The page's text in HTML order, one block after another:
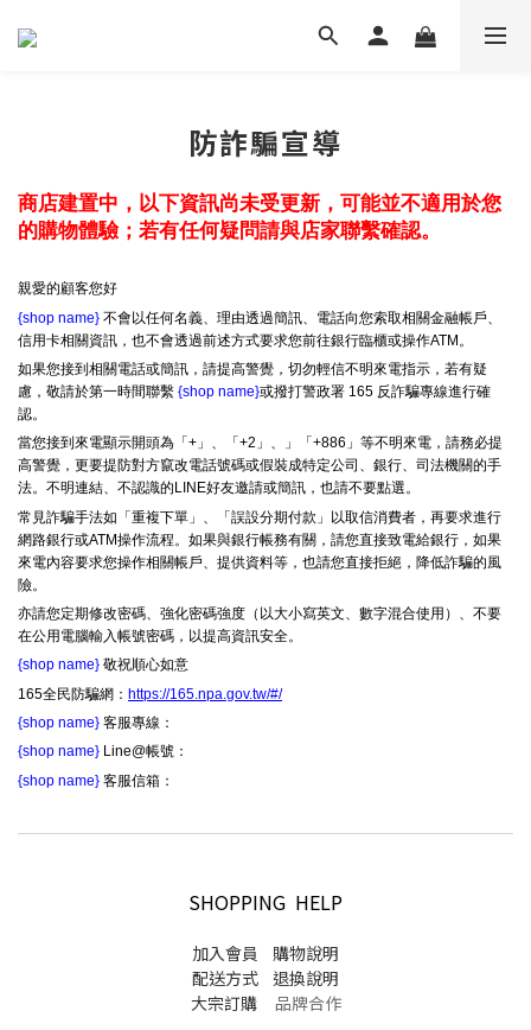
防詐騙宣導
商店建置中，以下資訊尚未受更新，可能並不適用於您
的購物體驗；若有任何疑問請與店家聯繫確認。
親愛的顧客您好
{shop name} 不會以任何名義、理由透過簡訊、電話向您索取相關金融帳戶、
信用卡相關資訊，也不會透過前述方式要求您前往銀行臨櫃或操作ATM。
如果您接到相關電話或簡訊，請提高警覺，切勿輕信不明來電指示，若有疑
慮，敬請於第一時間聯繫 {shop name}或撥打警政署 165 反詐騙專線進行確
認。
當您接到來電顯示開頭為「+」、「+2」、」「+886」等不明來電，請務必提
高警覺，更要提防對方竄改電話號碼或假裝成特定公司、銀行、司法機關的手
法。不明連結、不認識的LINE好友邀請或簡訊，也請不要點選。
常見詐騙手法如「重複下單」、「誤設分期付款」以取信消費者，再要求進行
網路銀行或ATM操作流程。如果與銀行帳務有關，請您直接致電給銀行，如果
來電內容要求您操作相關帳戶、提供資料等，也請您直接拒絕，降低詐騙的風
險。
亦請您定期修改密碼、強化密碼強度（以大小寫英文、數字混合使用）、不要
在公用電腦輸入帳號密碼，以提高資訊安全。
{shop name} 敬祝順心如意
165全民防騙網： https://165.npa.gov.tw/#/
{shop name} 客服專線：
{shop name} Line@帳號：
{shop name} 客服信箱：
SHOPPING HELP
加入會員
購物說明
配送方式
退換說明
大宗訂購品牌合作